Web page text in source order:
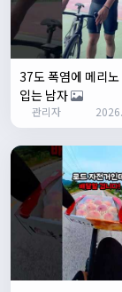
좋네요. 이것저
열심히타자
설연휴인데 날
꼬유10:07:01
명절 행복하게
2chun09:38:46
명절 잘 보내세
명신이12:33:45
명절 잘보내세
Leepi08:05:10
37도 폭염에 메리노
입는 남자
관리자